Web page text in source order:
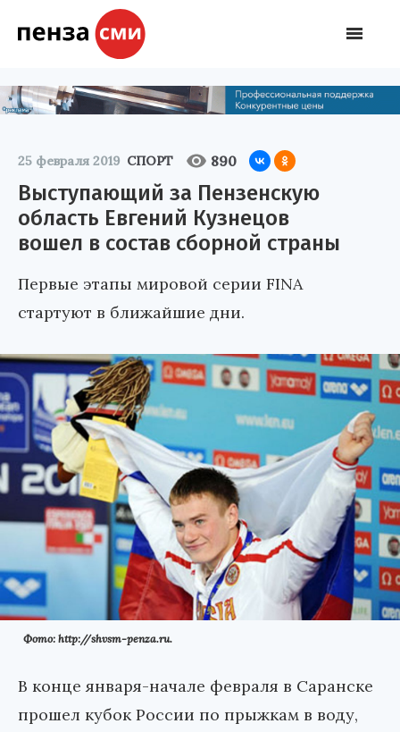
25 февраля 2019 СПОРТ 890
Выступающий за Пензенскую
область Евгений Кузнецов
вошел в состав сборной страны
Первые этапы мировой серии FINA
стартуют в ближайшие дни.
Фото: http://shvsm-penza.ru.
В конце января-начале февраля в Саранске
прошел кубок России по прыжкам в воду,